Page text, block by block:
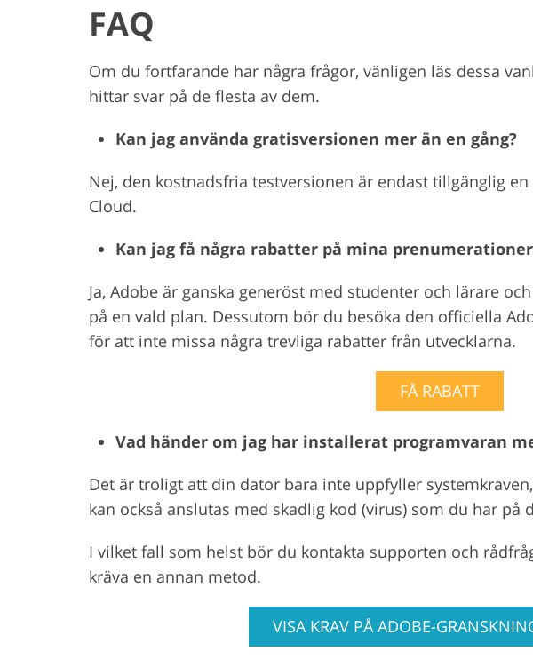
FAQ
Om du fortfarande har några frågor, vänligen läs dessa
hittar svar på de flesta av dem.
Kan jag använda gratisversionen mer än en gång?
Nej, den kostnadsfria testversionen är endast tillgänglig
Cloud.
Kan jag få några rabatter på mina
Ja, Adobe är ganska generöst med studenter och lärare
på en vald plan. Dessutom bör du besöka den officiella
för att inte missa några trevliga rabatter från utvecklarna.
FÅ RABATT
Vad händer om jag har installerat programvaran
Det är troligt att din dator bara inte uppfyller
kan också anslutas med skadlig kod (virus) som du har på
I vilket fall som helst bör du kontakta supporten och
kräva en annan metod.
VISA KRAV PÅ ADOBE-